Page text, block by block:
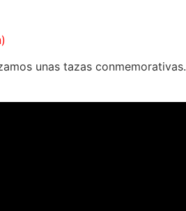
unas tazas conmemorativas.